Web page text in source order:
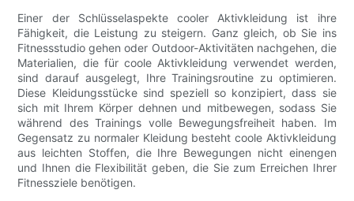
Einer der Schlüsselaspekte cooler Aktivkleidung ist ihre
Fähigkeit, die Leistung zu steigern. Ganz gleich, ob Sie ins
Fitnessstudio gehen oder Outdoor-Aktivitäten nachgehen, die
Materialien, die für coole Aktivkleidung verwendet werden,
sind darauf ausgelegt, Ihre Trainingsroutine zu optimieren.
Diese Kleidungsstücke sind speziell so konzipiert, dass sie
sich mit Ihrem Körper dehnen und mitbewegen, sodass Sie
während des Trainings volle Bewegungsfreiheit haben. Im
Gegensatz zu normaler Kleidung besteht coole Aktivkleidung
aus leichten Stoffen, die Ihre Bewegungen nicht einengen
und Ihnen die Flexibilität geben, die Sie zum Erreichen Ihrer
Fitnessziele benötigen.